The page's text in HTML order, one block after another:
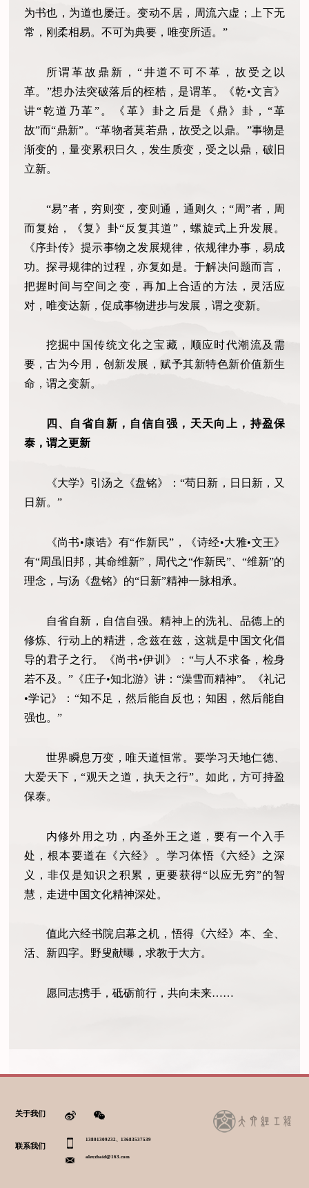
为书也，为道也屡迁。变动不居，周流六虚；上下无
常，刚柔相易。不可为典要，唯变所适。”
所谓革故鼎新，“井道不可不革，故受之以
革。”想办法突破落后的桎梏，是谓革。《乾•文言》
讲“乾道乃革”。《革》卦之后是《鼎》卦，“革
故”而“鼎新”。“革物者莫若鼎，故受之以鼎。”事物是
渐变的，量变累积日久，发生质变，受之以鼎，破旧
立新。
“易”者，穷则变，变则通，通则久；“周”者，周
而复始，《复》卦“反复其道”，螺旋式上升发展。
《序卦传》提示事物之发展规律，依规律办事，易成
功。探寻规律的过程，亦复如是。于解决问题而言，
把握时间与空间之变，再加上合适的方法，灵活应
对，唯变达新，促成事物进步与发展，谓之变新。
挖掘中国传统文化之宝藏，顺应时代潮流及需
要，古为今用，创新发展，赋予其新特色新价值新生
命，谓之变新。
四、自省自新，自信自强，天天向上，持盈保
泰，谓之更新
《大学》引汤之《盘铭》：“苟日新，日日新，又
日新。”
《尚书•康诰》有“作新民”，《诗经•大雅•文王》
有“周虽旧邦，其命维新”，周代之“作新民”、“维新”的
理念，与汤《盘铭》的“日新”精神一脉相承。
自省自新，自信自强。精神上的洗礼、品德上的
修炼、行动上的精进，念兹在兹，这就是中国文化倡
导的君子之行。《尚书•伊训》：“与人不求备，检身
若不及。”《庄子•知北游》讲：“澡雪而精神”。《礼记
•学记》：“知不足，然后能自反也；知困，然后能自
强也。”
世界瞬息万变，唯天道恒常。要学习天地仁德、
大爱天下，“观天之道，执天之行”。如此，方可持盈
保泰。
内修外用之功，内圣外王之道，要有一个入手
处，根本要道在《六经》。学习体悟《六经》之深
义，非仅是知识之积累，更要获得“以应无穷”的智
慧，走进中国文化精神深处。
值此六经书院启幕之机，悟得《六经》本、全、
活、新四字。野叟献曝，求教于大方。
愿同志携手，砥砺前行，共向未来……
关于我们
联系我们
13801309232、13683537539
alexzhaid@163.com